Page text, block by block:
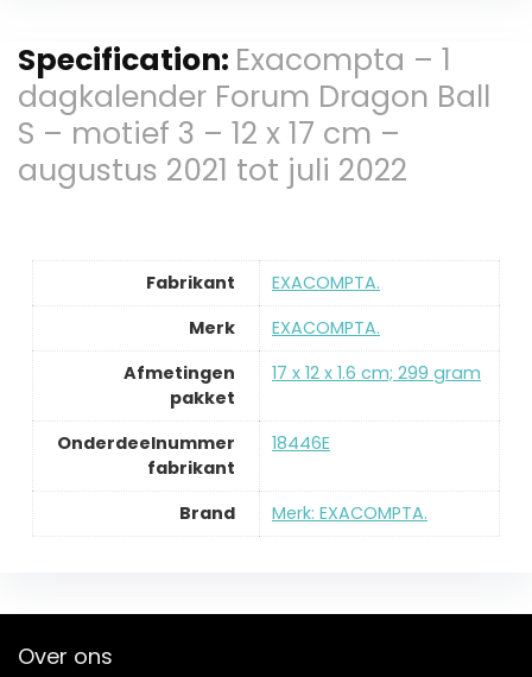
Specification: Exacompta – 1
dagkalender Forum Dragon Ball
S – motief 3 – 12 x 17 cm –
augustus 2021 tot juli 2022
Fabrikant
‎EXACOMPTA.
Merk
‎EXACOMPTA.
Afmetingen
pakket
‎17 x 12 x 1.6 cm; 299 gram
Onderdeelnummer
fabrikant
‎18446E
Brand Merk: EXACOMPTA.
Over ons